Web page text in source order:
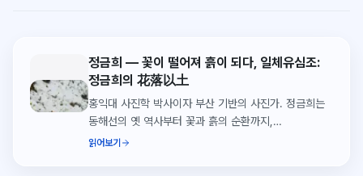
정금희 — 꽃이 떨어져 흙이 되다, 일체유심조:
정금희의 花落以土
홍익대 사진학 박사이자 부산 기반의 사진가. 정금희는
동해선의 옛 역사부터 꽃과 흙의 순환까지,
일체유심조의 시선으로 부산·울산·경남의 풍경을
읽어보기